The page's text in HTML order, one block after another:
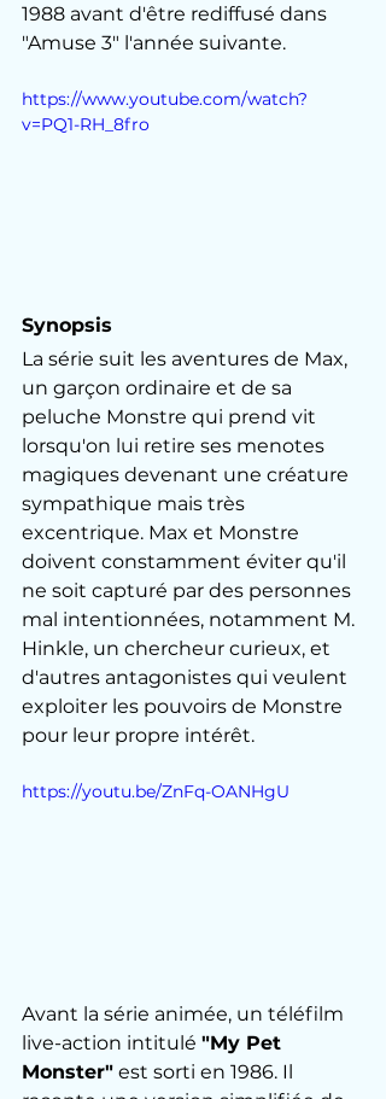
1988 avant d'être rediffusé dans
"Amuse 3" l'année suivante.
https://www.youtube.com/watch?
v=PQ1-RH_8fro
Synopsis
La série suit les aventures de Max,
un garçon ordinaire et de sa
peluche Monstre qui prend vit
lorsqu'on lui retire ses menotes
magiques devenant une créature
sympathique mais très
excentrique. Max et Monstre
doivent constamment éviter qu'il
ne soit capturé par des personnes
mal intentionnées, notamment M.
Hinkle, un chercheur curieux, et
d'autres antagonistes qui veulent
exploiter les pouvoirs de Monstre
pour leur propre intérêt.
https://youtu.be/ZnFq-OANHgU
Avant la série animée, un téléfilm
live-action intitulé "My Pet
Monster" est sorti en 1986. Il